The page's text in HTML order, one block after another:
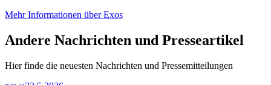
Mehr Informationen über Exos
Andere Nachrichten und Presseartikel
Hier finde die neuesten Nachrichten und Pressemitteilungen